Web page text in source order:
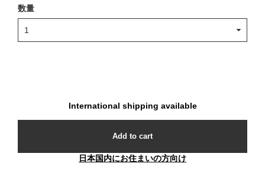
数量
International shipping available
Add to cart
日本国内にお住まいの方向け